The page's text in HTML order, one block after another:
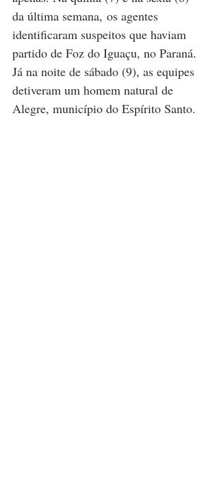
da última semana, os agentes
identificaram suspeitos que haviam
partido de Foz do Iguaçu, no Paraná.
Já na noite de sábado (9), as equipes
detiveram um homem natural de
Alegre, município do Espírito Santo.